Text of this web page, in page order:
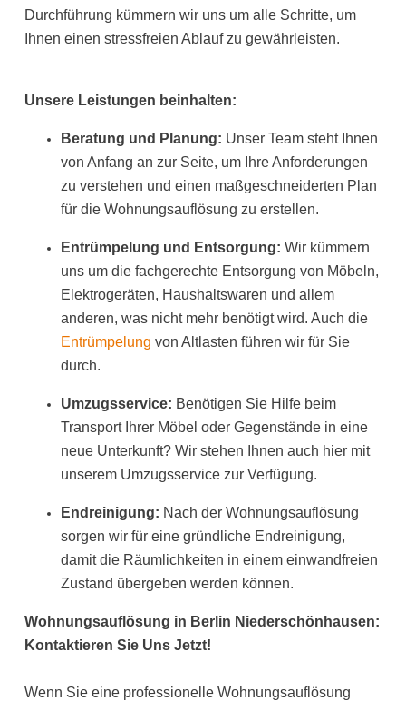
Durchführung kümmern wir uns um alle Schritte, um
Ihnen einen stressfreien Ablauf zu gewährleisten.
Unsere Leistungen beinhalten:
Beratung und Planung: Unser Team steht Ihnen
von Anfang an zur Seite, um Ihre Anforderungen
zu verstehen und einen maßgeschneiderten Plan
für die Wohnungsauflösung zu erstellen.
Entrümpelung und Entsorgung: Wir kümmern
uns um die fachgerechte Entsorgung von Möbeln,
Elektrogeräten, Haushaltswaren und allem
anderen, was nicht mehr benötigt wird. Auch die
Entrümpelung von Altlasten führen wir für Sie
durch.
Umzugsservice: Benötigen Sie Hilfe beim
Transport Ihrer Möbel oder Gegenstände in eine
neue Unterkunft? Wir stehen Ihnen auch hier mit
unserem Umzugsservice zur Verfügung.
Endreinigung: Nach der Wohnungsauflösung
sorgen wir für eine gründliche Endreinigung,
damit die Räumlichkeiten in einem einwandfreien
Zustand übergeben werden können.
Wohnungsauflösung in Berlin Niederschönhausen:
Kontaktieren Sie Uns Jetzt!
Wenn Sie eine professionelle Wohnungsauflösung